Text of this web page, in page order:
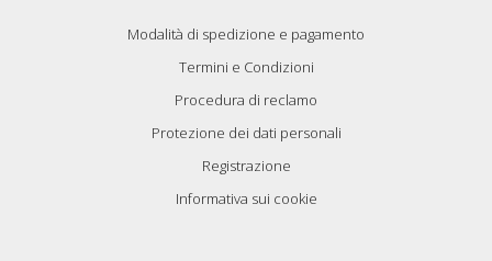
Modalità di spedizione e pagamento
Termini e Condizioni
Procedura di reclamo
Protezione dei dati personali
Registrazione
Informativa sui cookie